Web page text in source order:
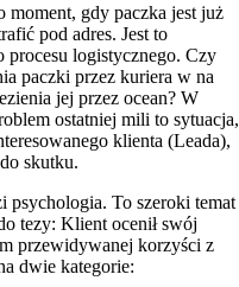
gdy paczka jest już
pod adres. Jest to
procesu logistycznego. Czy
paczki przez kuriera w na
jej przez ocean? W
ostatniej mili to sytuacja,
klienta (Leada),
skutku.
psychologia. To szeroki temat
tezy: Klient ocenił swój
przewidywanej korzyści z
dwie kategorie: